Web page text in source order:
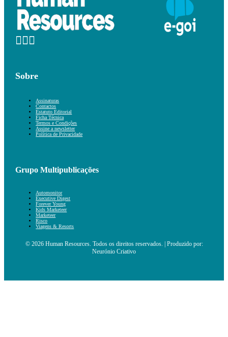
Sobre
Assinaturas
Contactos
Estatuto Editorial
Ficha Técnica
Termos e Condições
Assine a newsletter
Política de Privacidade
Grupo Multipublicações
Automonitor
Executive Digest
Forever Young
Kids Marketeer
Marketeer
Risco
Viagens & Resorts
© 2026 Human Resources. Todos os direitos reservados. | Produzido por:
Neurónio Criativo